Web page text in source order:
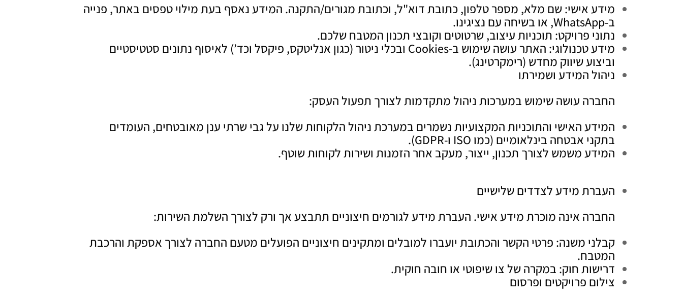
מידע אישי: שם מלא, מספר טלפון, כתובת דוא"ל, וכתובת מגורים/התקנה. המידע נאסף בעת מילוי טפסים באתר, פנייה
ב-WhatsApp, או בשיחה עם נציגינו.
נתוני פרויקט: תוכניות עיצוב, שרטוטים וקובצי תכנון המטבח שלכם.
מידע טכנולוגי: האתר עושה שימוש ב-Cookies ובכלי ניטור (כגון אנליטקס, פיקסל וכד’) לאיסוף נתונים סטטיסטיים
וביצוע שיווק מחדש (רימקרטינג).
ניהול המידע ושמירתו
החברה עושה שימוש במערכות ניהול מתקדמות לצורך תפעול העסק:
המידע האישי והתוכניות המקצועיות נשמרים במערכת ניהול הלקוחות שלנו על גבי שרתי ענן מאובטחים, העומדים
בתקני אבטחה בינלאומיים (כמו ISO ו-GDPR).
המידע משמש לצורך תכנון, ייצור, מעקב אחר הזמנות ושירות לקוחות שוטף.
העברת מידע לצדדים שלישיים
החברה אינה מוכרת מידע אישי. העברת מידע לגורמים חיצוניים תתבצע אך ורק לצורך השלמת השירות:
קבלני משנה: פרטי הקשר והכתובת יועברו למובלים ומתקינים חיצוניים הפועלים מטעם החברה לצורך אספקת והרכבת
המטבח.
דרישות חוק: במקרה של צו שיפוטי או חובה חוקית.
צילום פרויקטים ופרסום